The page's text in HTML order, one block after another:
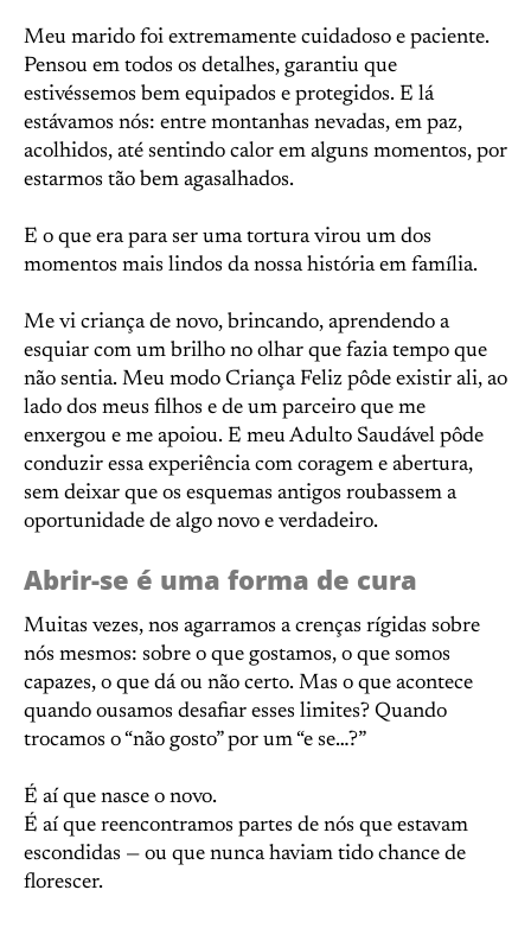
Meu marido foi extremamente cuidadoso e paciente.
Pensou em todos os detalhes, garantiu que
estivéssemos bem equipados e protegidos. E lá
estávamos nós: entre montanhas nevadas, em paz,
acolhidos, até sentindo calor em alguns momentos, por
estarmos tão bem agasalhados.
E o que era para ser uma tortura virou um dos
momentos mais lindos da nossa história em família.
Me vi criança de novo, brincando, aprendendo a
esquiar com um brilho no olhar que fazia tempo que
não sentia. Meu modo Criança Feliz pôde existir ali, ao
lado dos meus filhos e de um parceiro que me
enxergou e me apoiou. E meu Adulto Saudável pôde
conduzir essa experiência com coragem e abertura,
sem deixar que os esquemas antigos roubassem a
oportunidade de algo novo e verdadeiro.
Abrir-se é uma forma de cura
Muitas vezes, nos agarramos a crenças rígidas sobre
nós mesmos: sobre o que gostamos, o que somos
capazes, o que dá ou não certo. Mas o que acontece
quando ousamos desafiar esses limites? Quando
trocamos o “não gosto” por um “e se…?”
É aí que nasce o novo.
É aí que reencontramos partes de nós que estavam
escondidas — ou que nunca haviam tido chance de
florescer.